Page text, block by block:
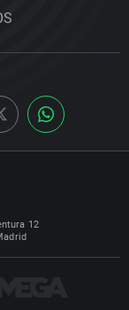
12